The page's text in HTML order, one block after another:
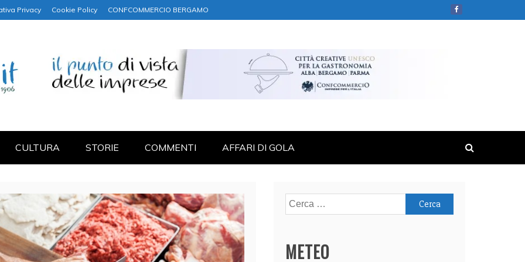
Privacy Cookie Policy CONFCOMMERCIO BERGAMO
CULTURA STORIE COMMENTI AFFARI DI GOLA
Ricerca
per:
METEO